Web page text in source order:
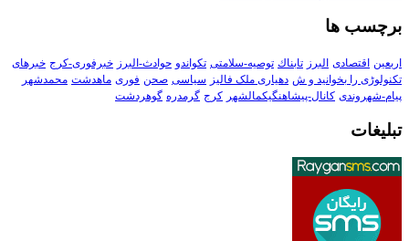
برچسب ها
اربعین اقتصادی البرز تابناك توصیه-سلامتی تکواندو حوادث-البرز خبرفوری-کرج خبرهای
تکنولوڑی را بخوانید و ش دهیاری ملک فالیز سیاسی صحن فوری ماهدشت محمدشهر
پیام-شهروندی کانال-پیشاهنگیکمالشهر کرج گرمدره گوهردشت
تبلیغات